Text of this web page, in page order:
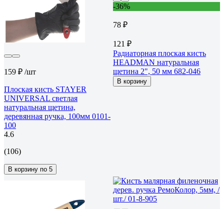
159 ₽ /шт
Плоская кисть STAYER
UNIVERSAL светлая
натуральная щетина,
деревянная ручка, 100мм 0101-
100
4.6
(106)
В корзину по 5
-36%
78 ₽
121 ₽
Радиаторная плоская кисть
HEADMAN натуральная
щетина 2", 50 мм 682-046
В корзину